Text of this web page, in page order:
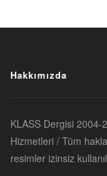
Hakkımızda
KLASS Dergisi 2004-
Hizmetleri / Tüm
resimler izinsiz